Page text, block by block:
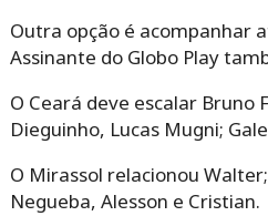
Outra opção é acompanhar
Assinante do Globo Play
O Ceará deve escalar Bruno
Dieguinho, Lucas Mugni;
O Mirassol relacionou
Negueba, Alesson e Cristian.